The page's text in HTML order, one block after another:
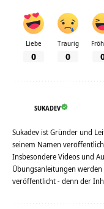
Liebe
0
Traurig
0
SUKADEV
Sukadev ist Gründer und
seinem Namen
Insbesondere Videos und
Übungsanleitungen
veröffentlicht - denn der